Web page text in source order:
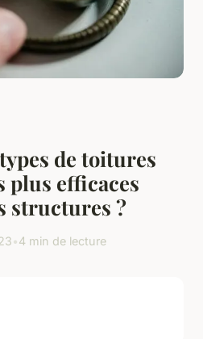
de toitures
plus efficaces
structures ?
•4 min de lecture